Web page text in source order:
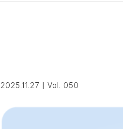
2025.11.27 | Vol. 050